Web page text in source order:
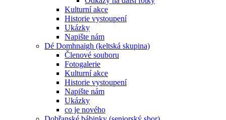
Kulturní akce
Historie vystoupení
Ukázky
Napište nám
Dé Domhnaigh (keltská skupina)
Členové souboru
Fotogalerie
Kulturní akce
Historie vystoupení
Napište nám
Ukázky
co je nového